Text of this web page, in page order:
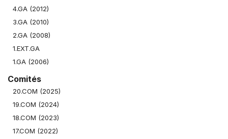
4.GA (2012)
3.GA (2010)
2.GA (2008)
1.EXT.GA
1.GA (2006)
Comités
20.COM (2025)
19.COM (2024)
18.COM (2023)
17.COM (2022)